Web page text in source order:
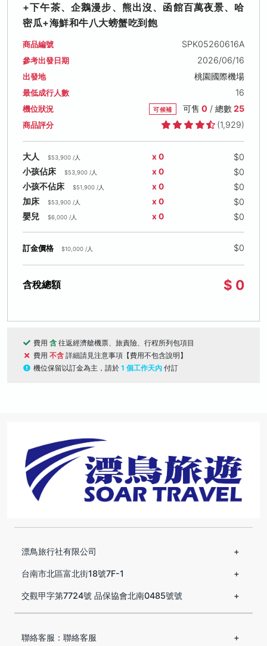
+下午茶、企鵝漫步、熊出沒、函館百萬夜景、哈
密瓜+海鮮和牛八大螃蟹吃到飽
商品編號 SPK05260616A
參考出發日期 2026/06/16
出發地 桃園國際機場
最低成行人數 16
機位狀況 可候補 可售 0/ 總數25
商品評分 (1,929)
大人 $53,900 /人 x 0 $0
小孩佔床 $53,900 /人 x 0 $0
小孩不佔床 $51,900 /人 x 0 $0
加床 $53,900 /人 x 0 $0
嬰兒 $6,000 /人 x 0 $0
訂金價格 $10,000 /人 $0
含稅總額 $ 0
費用 含 往返經濟艙機票、旅責險、行程所列包項目
費用 不含 詳細請見注意事項【費用不包含說明】
機位保留以訂金為主，請於 1 個工作天內 付訂
漂鳥旅行社有限公司
台南市北區富北街18號7F-1
交觀甲字第7724號 品保協會北南0485號號
聯絡客服：聯絡客服